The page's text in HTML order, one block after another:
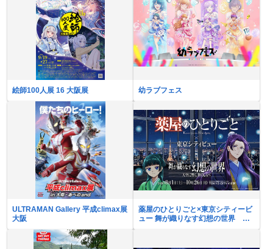
絵師100人展 16 大阪展 幼ラブフェス
ULTRAMAN Gallery 平成climax展
大阪
薬屋のひとりごと×東京シティービ
ュー 舞が織りなす幻想の世界 ―